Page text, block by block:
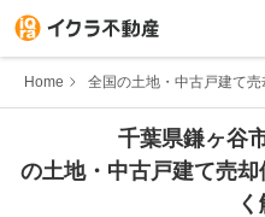
はじめての方へ
Home 全国の土地・中古戸建て
千葉県鎌ヶ谷
の土地・中古戸建て売